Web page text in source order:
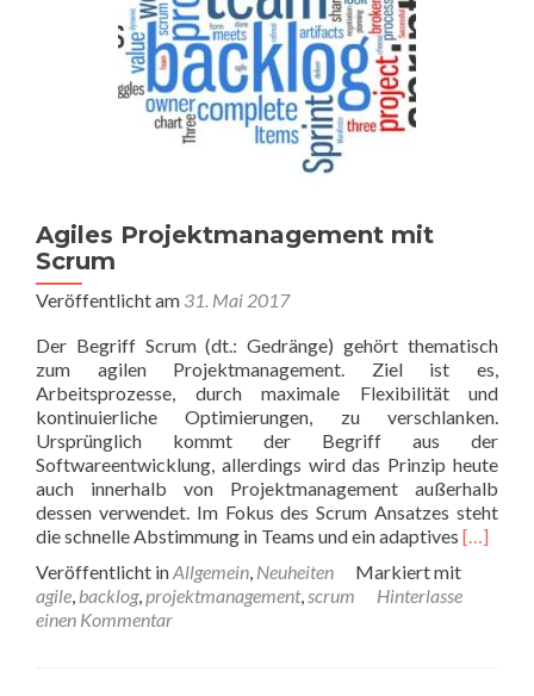
Agiles Projektmanagement mit
Scrum
Veröffentlicht am 31. Mai 2017
Der Begriff Scrum (dt.: Gedränge) gehört thematisch
zum agilen Projektmanagement. Ziel ist es,
Arbeitsprozesse, durch maximale Flexibilität und
kontinuierliche Optimierungen, zu verschlanken.
Ursprünglich kommt der Begriff aus der
Softwareentwicklung, allerdings wird das Prinzip heute
auch innerhalb von Projektmanagement außerhalb
dessen verwendet. Im Fokus des Scrum Ansatzes steht
die schnelle Abstimmung in Teams und ein adaptives Read
Agiles
[…]
Veröffentlicht inAllgemein, Neuheiten
Markiert mit
agile, backlog,projektmanagement,scrum
Hinterlasse
einen Kommentar